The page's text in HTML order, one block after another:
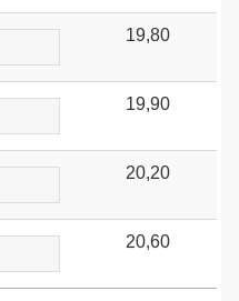
19,80
19,90
20,20
20,60